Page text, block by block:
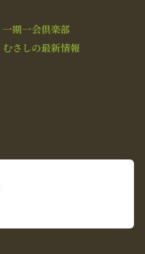
一期一会倶楽部
むさしの最新情報